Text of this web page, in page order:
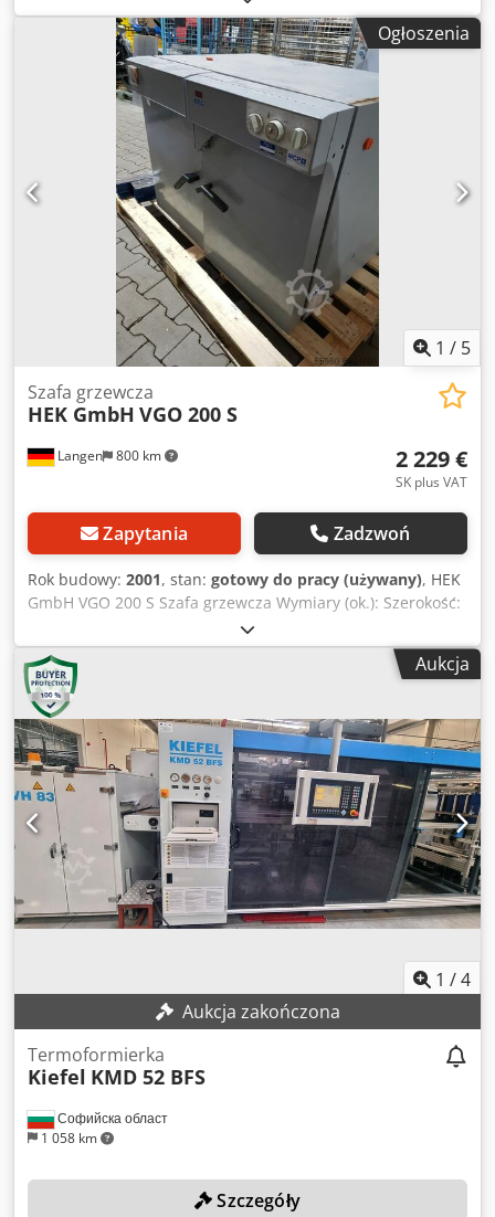
formowania: 915 × 635 mm (36" × 25") Chedpfoziw Rvsx
Apbsa Maksymalna szerokość folii: 965 mm (38")
Maksymalna głębokość formowania: 125 mm (5") Grubość
materiału: Zazwyczaj 0,2–1,8 mm (w zależności od
materiału) System napędu: Serwonapęd stołu i transportu
arkusza Wymagania powietrza: 6–8 bar (90–120 psi)
Maksymalna wydajność: do 35–40 cykli/min
Ogłoszenia
1 / 5
Langen 800 km
Szafa grzewcza
HEK GmbH VGO 200 S
2 229 €
SK plus VAT
Zapytania Zadzwoń
Rok budowy: 2001, stan: gotowy do pracy (używany), HEK
GmbH VGO 200 S Szafa grzewcza Wymiary (ok.): Szerokość:
1035 mm Głębokość: 800 mm + rura 210 mm Wysokość: 820
Chodpfx Apog Hzqbebja
Aukcja
1 /4
Aukcja zakończona
Софийска област
1 058 km
Termoformierka
Kiefel KMD 52 BFS
Szczegóły